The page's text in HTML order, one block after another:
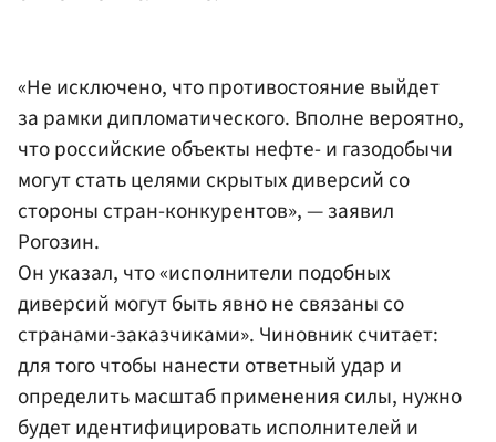
«Не исключено, что противостояние выйдет
за рамки дипломатического. Вполне вероятно,
что российские объекты нефте- и газодобычи
могут стать целями скрытых диверсий со
стороны стран-конкурентов», — заявил
Рогозин.
Он указал, что «исполнители подобных
диверсий могут быть явно не связаны со
странами-заказчиками». Чиновник считает:
для того чтобы нанести ответный удар и
определить масштаб применения силы, нужно
будет идентифицировать исполнителей и